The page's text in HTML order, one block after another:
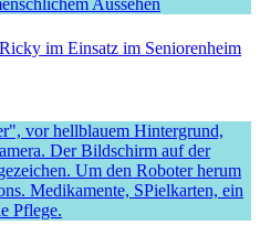
im Einsatz im Seniorenheim